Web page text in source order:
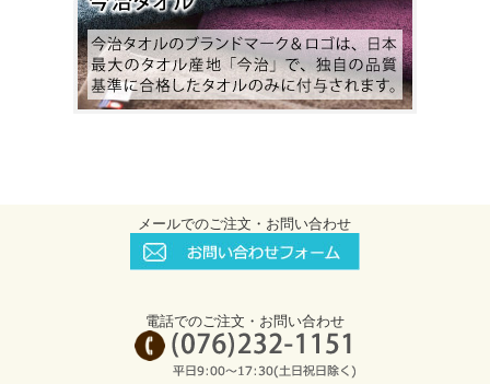
メールでのご注文・お問い合わせ
電話でのご注文・お問い合わせ